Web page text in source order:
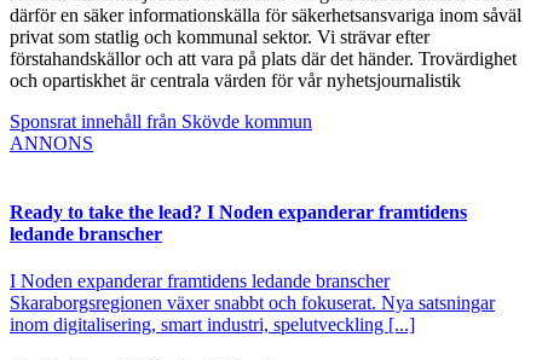
därför en säker informationskälla för säkerhetsansvariga inom såväl
privat som statlig och kommunal sektor. Vi strävar efter
förstahandskällor och att vara på plats där det händer. Trovärdighet
och opartiskhet är centrala värden för vår nyhetsjournalistik
Sponsrat innehåll från Skövde kommun
ANNONS
Ready to take the lead? I Noden expanderar framtidens
ledande branscher
I Noden expanderar framtidens ledande branscher
Skaraborgsregionen växer snabbt och fokuserat. Nya satsningar
inom digitalisering, smart industri, spelutveckling [...]